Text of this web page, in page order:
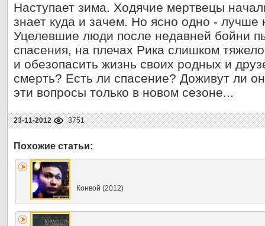
Наступает зима. Ходячие мертвецы
знает куда и зачем. Но ясно одно - лучше
Уцелевшие люди после недавней бойни
спасения, на плечах Рика слишком
и обезопасить жизнь своих родных и
смерть? Есть ли спасение? Доживут ли
эти вопросы только в новом сезоне...
23-11-2012 3751
Конвой (2012)